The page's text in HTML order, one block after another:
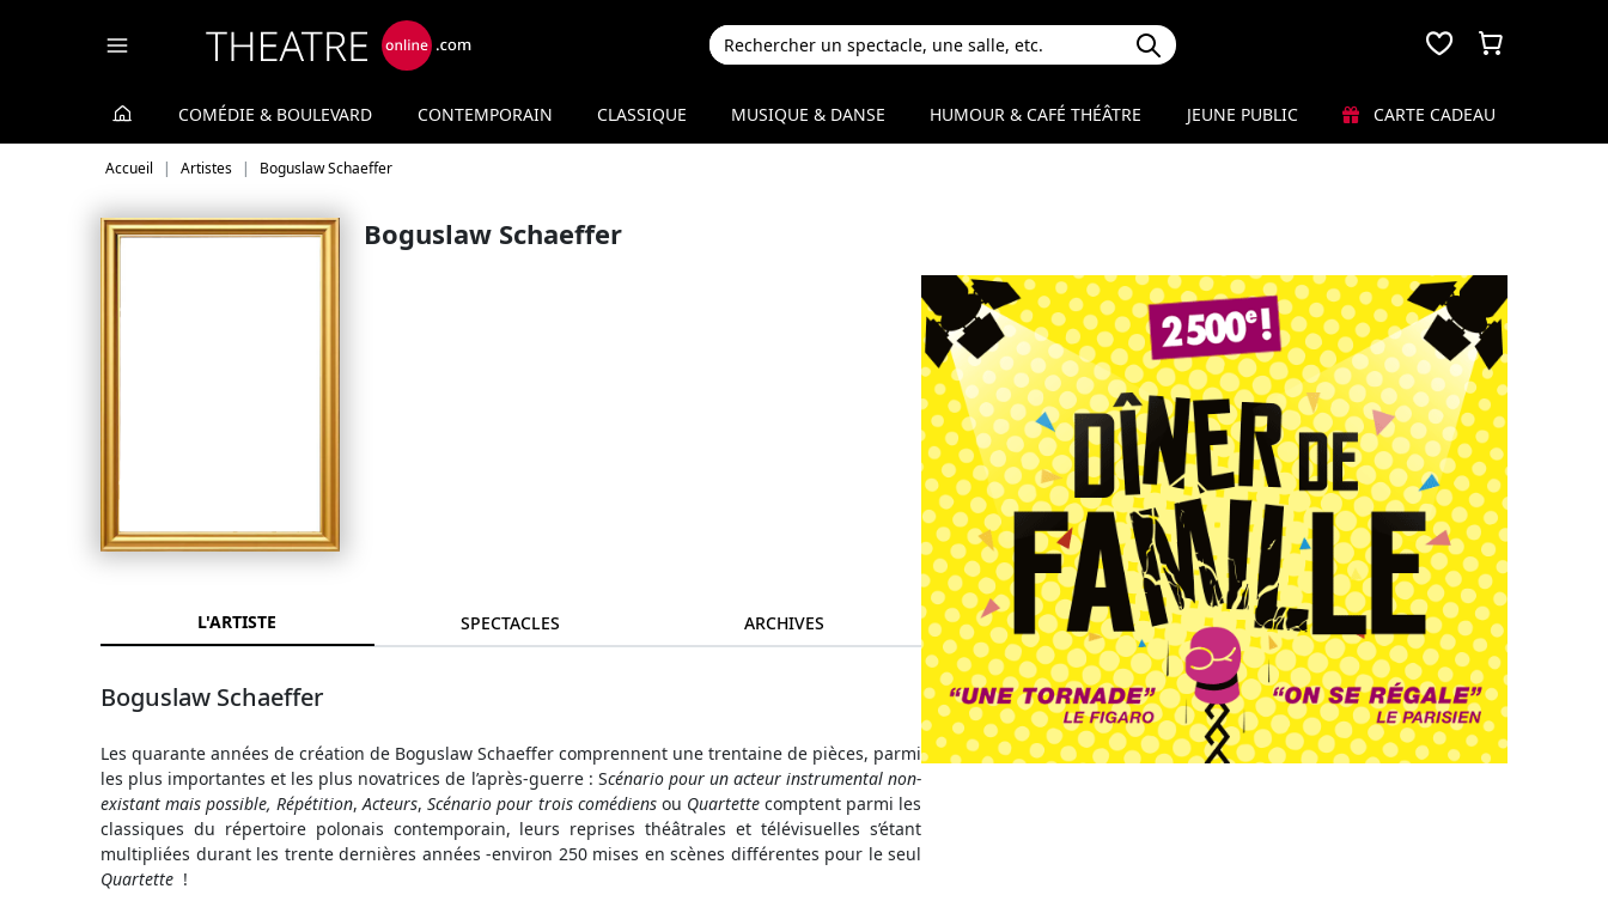
COMÉDIE & BOULEVARD CONTEMPORAIN CLASSIQUE MUSIQUE & DANSE HUMOUR & CAFÉ THÉÂTRE JEUNE PUBLIC CARTE CADEAU
Accueil Artistes Boguslaw Schaeffer
Boguslaw Schaeffer
L'ARTISTE SPECTACLES ARCHIVES
Boguslaw Schaeffer
Les quarante années de création de Boguslaw Schaeffer comprennent une trentaine de pièces, parmi
les plus importantes et les plus novatrices de l’après-guerre : Scénario pour un acteur instrumental non-
existant mais possible, Répétition,Acteurs,Scénario pour trois comédiensou Quartettecomptent parmi les
classiques du répertoire polonais contemporain, leurs reprises théâtrales et télévisuelles s’étant
multipliées durant les trente dernières années -environ 250 mises en scènes différentes pour le seul
Quartette !